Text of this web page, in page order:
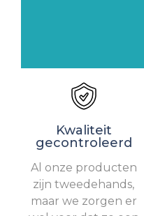
Kwaliteit
gecontroleerd
Al onze producten
zijn tweedehands,
maar we zorgen er